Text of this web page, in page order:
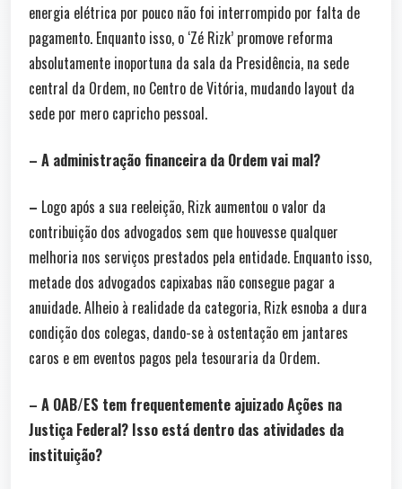
energia elétrica por pouco não foi interrompido por falta de
pagamento. Enquanto isso, o ‘Zé Rizk’ promove reforma
absolutamente inoportuna da sala da Presidência, na sede
central da Ordem, no Centro de Vitória, mudando layout da
sede por mero capricho pessoal.
– A administração financeira da Ordem vai mal?
– Logo após a sua reeleição, Rizk aumentou o valor da
contribuição dos advogados sem que houvesse qualquer
melhoria nos serviços prestados pela entidade. Enquanto isso,
metade dos advogados capixabas não consegue pagar a
anuidade. Alheio à realidade da categoria, Rizk esnoba a dura
condição dos colegas, dando-se à ostentação em jantares
caros e em eventos pagos pela tesouraria da Ordem.
– A OAB/ES tem frequentemente ajuizado Ações na
Justiça Federal? Isso está dentro das atividades da
instituição?